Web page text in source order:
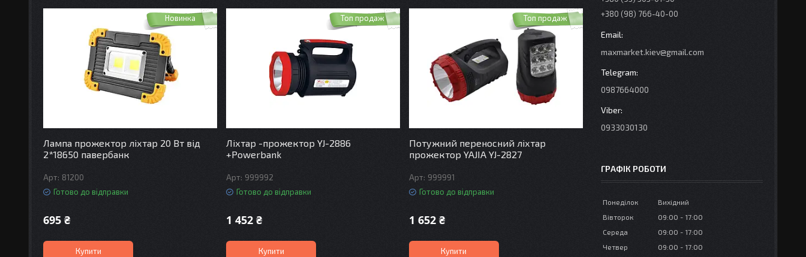
Новинка
Лампа прожектор ліхтар 20 Вт від
2*18650 павербанк
81200
Готово до відправки
695 ₴
Купити
Топ продаж
Ліхтар -прожектор YJ-2886
+Powerbank
999992
Готово до відправки
1 452 ₴
Купити
Топ продаж
Потужний переносний ліхтар
прожектор YAJIA YJ-2827
999991
Готово до відправки
1 652 ₴
Купити
+380 (98) 766-40-00
maxmarket.kiev@gmail.com
0987664000
0933030130
ГРАФІК РОБОТИ
Понеділок
Вихідний
Вівторок
09:00
17:00
Середа
09:00
17:00
Четвер
09:00
17:00